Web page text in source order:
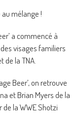
mélange !
a commencé à
visages familiers
de la TNA.
Beer’, on retrouve
et Brian Myers de la
de la WWE Shotzi